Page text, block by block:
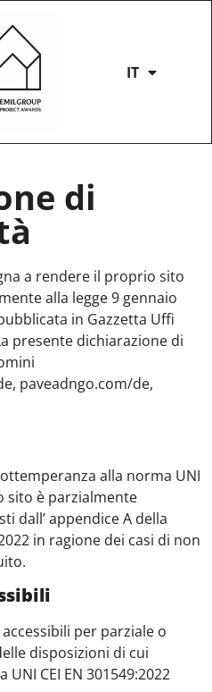
IT
di
a rendere il proprio sito
alla legge 9 gennaio
in Gazzetta Uffi
presente dichiarazione di
paveadngo.com/de,
alla norma UNI
sito è parzialmente
dall’ appendice A della
in ragione dei casi di non
per parziale o
disposizioni di cui
CEI EN 301549:2022